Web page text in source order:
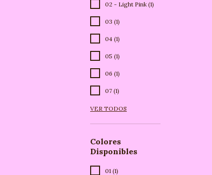
02 - Light Pink (1)
03 (1)
04 (1)
05 (1)
06 (1)
07 (1)
VER TODOS
Colores
Disponibles
01 (1)